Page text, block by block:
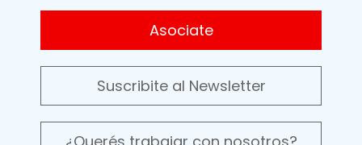
Asociate
Suscribite al Newsletter